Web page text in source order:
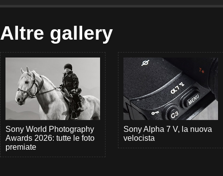
Altre gallery
Sony World Photography
Awards 2026: tutte le foto
premiate
Sony Alpha 7 V, la nuova
velocista